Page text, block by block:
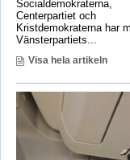
Socialdemokraterna,
Centerpartiet och
Kristdemokraterna har
Vänsterpartiets...
Visa hela artikeln